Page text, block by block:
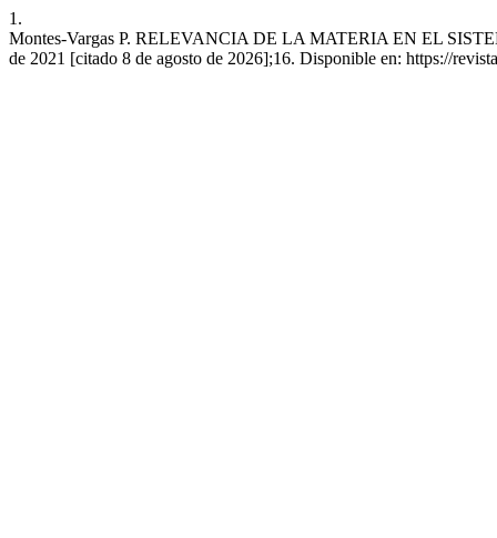
1.
Montes-Vargas P. RELEVANCIA DE LA MATERIA EN EL
de 2021 [citado 8 de agosto de 2026];16. Disponible en: https://